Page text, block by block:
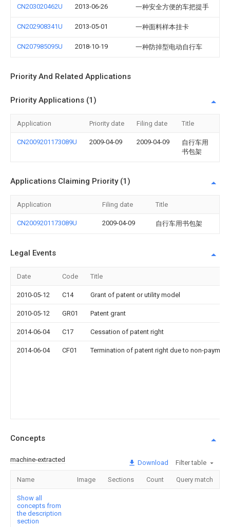
CN203020462U 2013-06-26 一种安全方便的车把提手
CN202908341U 2013-05-01 一种面料样本挂卡
CN207985095U 2018-10-19 一种防掉型电动自行车
Priority And Related Applications
Priority Applications (1)
Application Priority date Filing date Title
CN2009201173089U 2009-04-09 2009-04-09
自行车用
书包架
Applications Claiming Priority (1)
Application Filing date Title
CN2009201173089U 2009-04-09 自行车用书包架
Legal Events
Date Code Title
2010-05-12 C14 Grant of patent or utility model
2010-05-12 GR01 Patent grant
2014-06-04 C17 Cessation of patent right
2014-06-04 CF01 Termination of patent right due to non-
Concepts
machine-extracted Download Filter table
Name Image Sections Count Query match
Show all
concepts from
the description
section